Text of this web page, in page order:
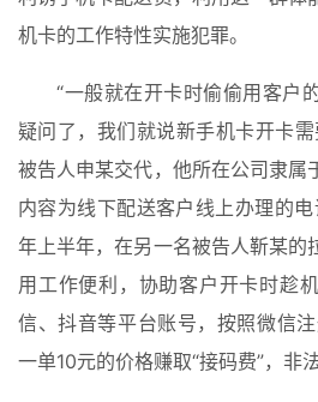
首
页
入
手
|
剁
手
电
影
|
投稿
机卡的工作特性实施犯罪。
“一般就在开卡时偷偷用客户
疑问了，我们就说新手机卡开卡
被告人申某交代，他所在公司隶属
内容为线下配送客户线上办理的
年上半年，在另一名被告人靳某的
用工作便利，协助客户开卡时趁
信、抖音等平台账号，按照微信
一单10元的价格赚取“接码费”，非